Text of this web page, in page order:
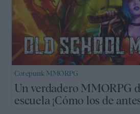
Corepunk MMORPG
Un verdadero MMORPG
escuela ¡Cómo los de